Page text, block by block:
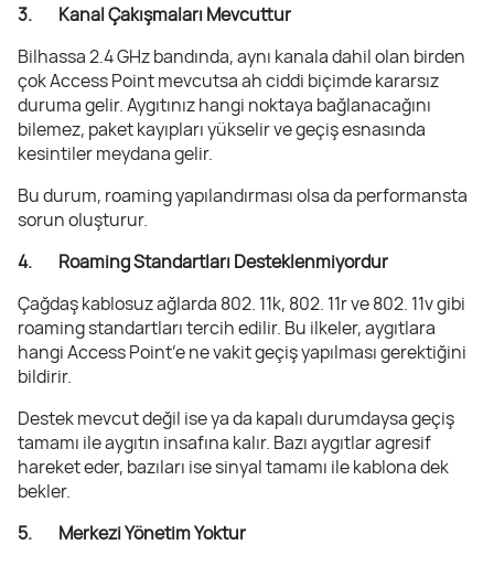
3. Kanal Çakışmaları Mevcuttur
Bilhassa 2.4 GHz bandında, aynı kanala dahil olan birden
çok Access Point mevcutsa ah ciddi biçimde kararsız
duruma gelir. Aygıtınız hangi noktaya bağlanacağını
bilemez, paket kayıpları yükselir ve geçiş esnasında
kesintiler meydana gelir.
Bu durum, roaming yapılandırması olsa da performansta
sorun oluşturur.
4. Roaming Standartları Desteklenmiyordur
Çağdaş kablosuz ağlarda 802. 11k, 802. 11r ve 802. 11v gibi
roaming standartları tercih edilir. Bu ilkeler, aygıtlara
hangi Access Point’e ne vakit geçiş yapılması gerektiğini
bildirir.
Destek mevcut değil ise ya da kapalı durumdaysa geçiş
tamamı ile aygıtın insafına kalır. Bazı aygıtlar agresif
hareket eder, bazıları ise sinyal tamamı ile kablona dek
bekler.
5. Merkezi Yönetim Yoktur